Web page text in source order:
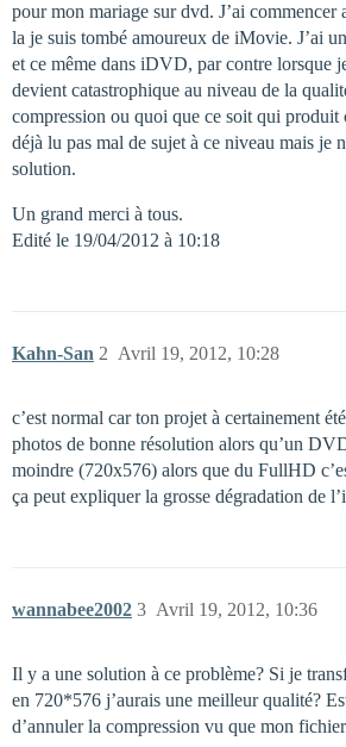
pour mon mariage sur dvd. J’ai commencer
la je suis tombé amoureux de iMovie. J’ai
et ce même dans iDVD, par contre lorsque
devient catastrophique au niveau de la
compression ou quoi que ce soit qui produit
déjà lu pas mal de sujet à ce niveau mais je
solution.
Un grand merci à tous.
Edité le 19/04/2012 à 10:18
Kahn-San Avril 19, 2012, 10:28
2
c’est normal car ton projet à certainement
photos de bonne résolution alors qu’un
moindre (720x576) alors que du FullHD
ça peut expliquer la grosse dégradation de
wannabee2002 Avril 19, 2012, 10:36
3
Il y a une solution à ce problème? Si je
en 720*576 j’aurais une meilleur qualité?
d’annuler la compression vu que mon